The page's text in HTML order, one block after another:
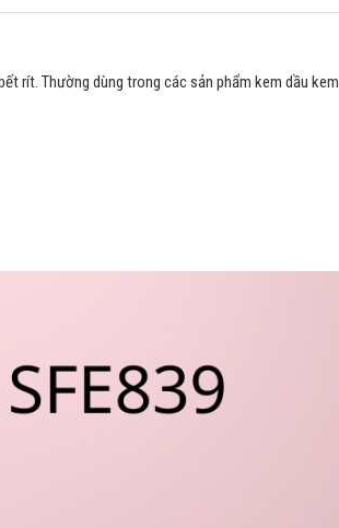
rít. Thường dùng trong các sản phẩm kem dầu kem